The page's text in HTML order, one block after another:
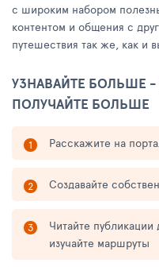
с широким набором
контентом и общения с
путешествия так же, как и
УЗНАВАЙТЕ БОЛЬШЕ
ПОЛУЧАЙТЕ БОЛЬШЕ
Расскажите на
Создавайте
Читайте публикации
изучайте маршруты